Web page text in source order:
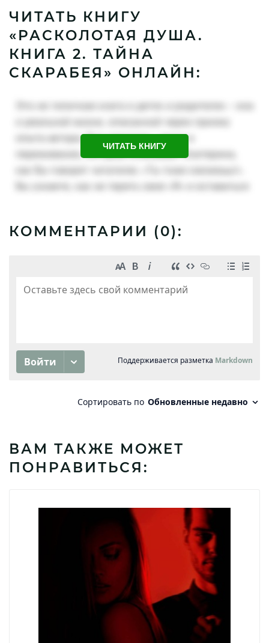
ЧИТАТЬ КНИГУ
«РАСКОЛОТАЯ ДУША.
КНИГА 2. ТАЙНА
СКАРАБЕЯ» ОНЛАЙН:
ЧИТАТЬ КНИГУ
КОММЕНТАРИИ (0):
ВАМ ТАКЖЕ МОЖЕТ
ПОНРАВИТЬСЯ: